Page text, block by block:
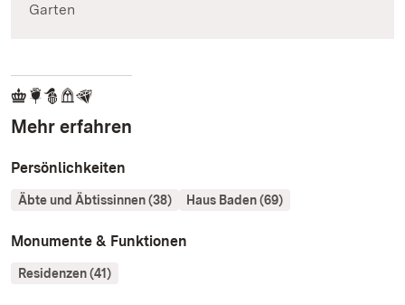
Garten
Mehr erfahren
Persönlichkeiten
Äbte und Äbtissinnen (38) Haus Baden (69)
Monumente & Funktionen
Residenzen (41)